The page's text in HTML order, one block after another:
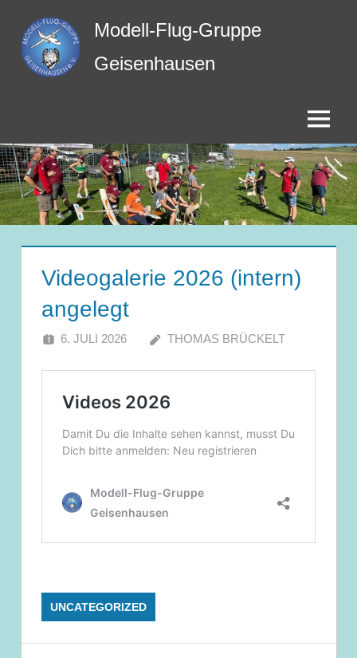
Inhalt
springen
Modell-Flug-Gruppe
Geisenhausen
Menü
Videogalerie 2026 (intern)
angelegt
6. JULI 2026 THOMAS BRÜCKELT
UNCATEGORIZED